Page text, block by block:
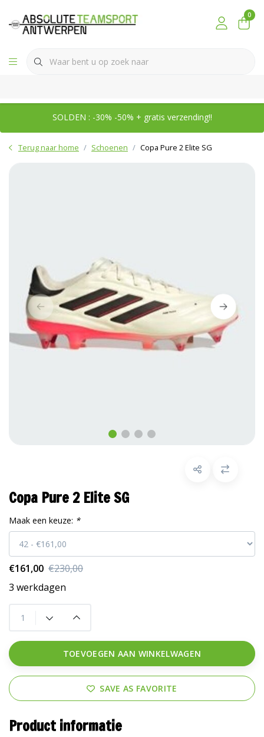
0
SOLDEN : -30% -50% + gratis verzending!!
Terug naar home Schoenen Copa Pure 2 Elite SG
Copa Pure 2 Elite SG
Maak een keuze: *
€161,00 €230,00
3 werkdagen
TOEVOEGEN AAN WINKELWAGEN
SAVE AS FAVORITE
Product informatie